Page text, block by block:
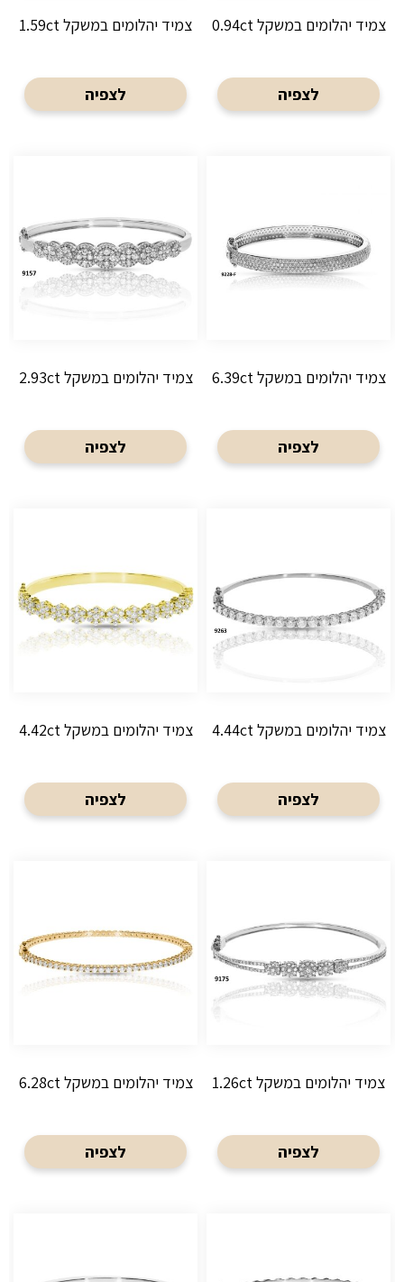
צמיד יהלומים במשקל 0.94ct
לצפיה
צמיד יהלומים במשקל 1.59ct
לצפיה
צמיד יהלומים במשקל 6.39ct
לצפיה
צמיד יהלומים במשקל 2.93ct
לצפיה
צמיד יהלומים במשקל 4.44ct
לצפיה
צמיד יהלומים במשקל 4.42ct
לצפיה
צמיד יהלומים במשקל 1.26ct
לצפיה
צמיד יהלומים במשקל 6.28ct
לצפיה